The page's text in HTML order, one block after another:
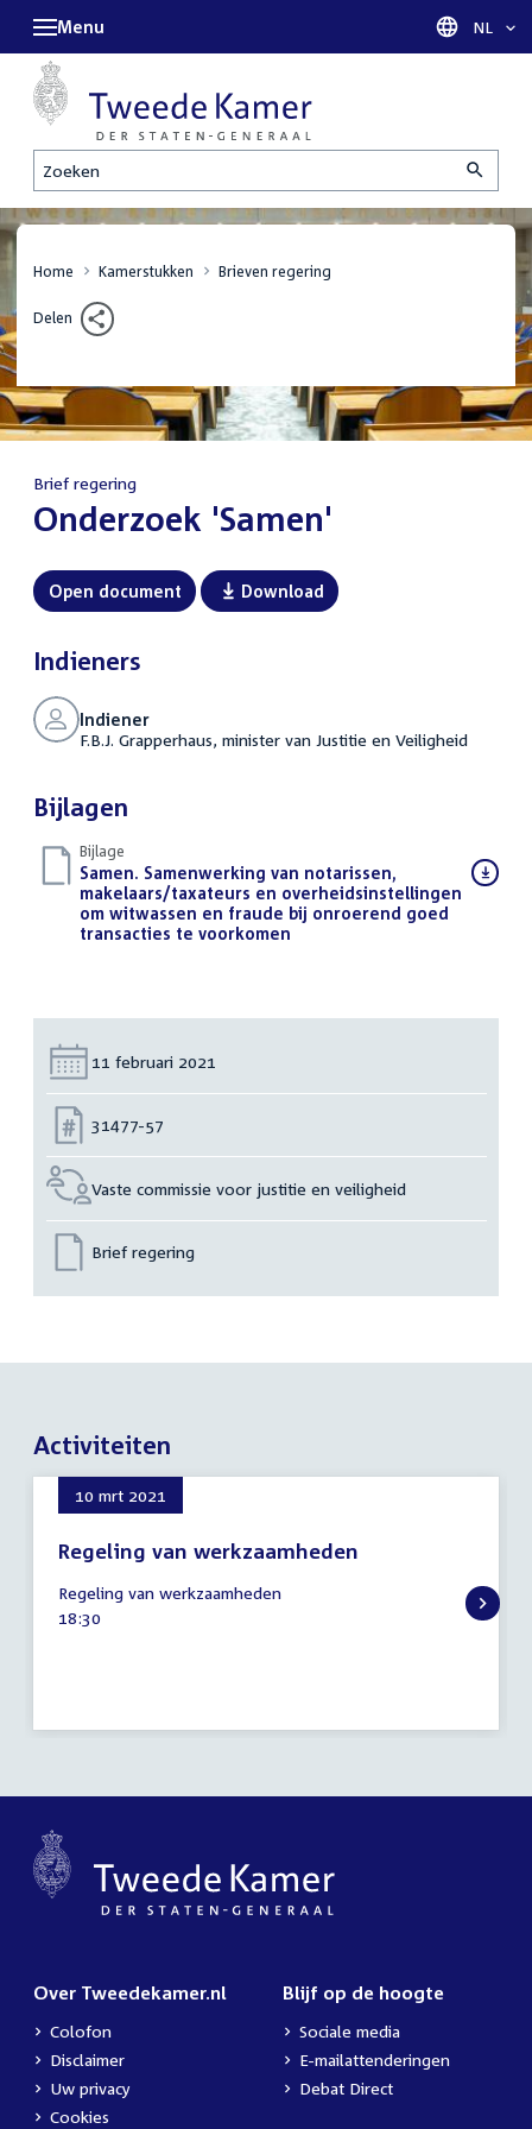
Zoeken
Menu Taal
NL
Home Kamerstukken Brieven regering
Delen
Brief regering
:Onderzoek 'Samen'
Open document Download
Indieners
Indiener
F.B.J. Grapperhaus, minister van Justitie en Veiligheid
Bijlagen
Bijlage
Download
bestand:
Samen. Samenwerking van notarissen,
makelaars/taxateurs en overheidsinstellingen
om witwassen en fraude bij onroerend goed
transacties te voorkomen
Datum:
11 februari 2021
Nummer:
31477-57
Vaste commissie voor justitie en veiligheid
Brief regering
Activiteiten
10 mrt 2021
Regeling van werkzaamheden
maart
2021
Regeling van werkzaamheden
Tijd
18:30
Over Tweedekamer.nl
Colofon
Disclaimer
Uw privacy
Cookies
Blijf op de hoogte
Sociale media
E-mailattenderingen
Debat Direct